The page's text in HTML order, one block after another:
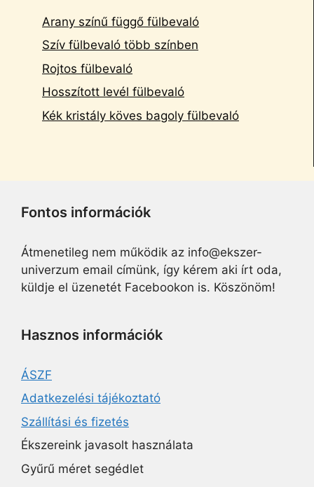
Arany színű függő fülbevaló
Szív fülbevaló több színben
Rojtos fülbevaló
Hosszított levél fülbevaló
Kék kristály köves bagoly fülbevaló
Fontos információk
Átmenetileg nem működik az info@ekszer-
univerzum email címünk, így kérem aki írt oda,
küldje el üzenetét Facebookon is. Köszönöm!
Hasznos információk
ÁSZF
Adatkezelési tájékoztató
Szállítási és fizetés
Ékszereink javasolt használata
Gyűrű méret segédlet